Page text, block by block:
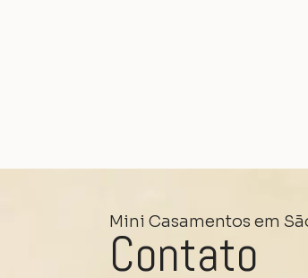
Mini Casamentos em
Contato